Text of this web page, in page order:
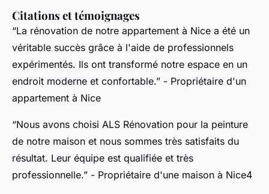
Citations et témoignages
“La rénovation de notre appartement à Nice a été un
véritable succès grâce à l'aide de professionnels
expérimentés. Ils ont transformé notre espace en un
endroit moderne et confortable.” - Propriétaire d'un
appartement à Nice
“Nous avons choisi ALS Rénovation pour la peinture
de notre maison et nous sommes très satisfaits du
résultat. Leur équipe est qualifiée et très
professionnelle.” - Propriétaire d'une maison à Nice4